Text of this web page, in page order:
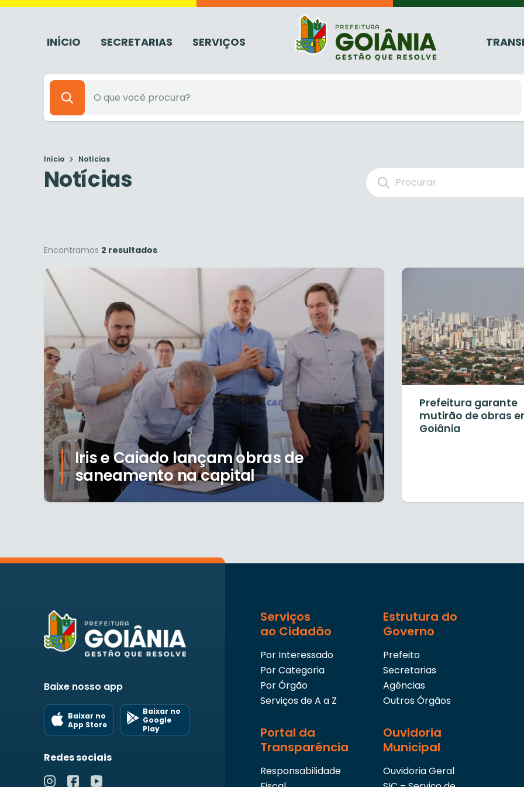
INÍCIO SECRETARIAS SERVIÇOS
Início Notícias
Notícias
Encontramos 2 resultados
Iris e Caiado lançam obras de
saneamento na capital
Prefeitura garante
mutirão de obras
Goiânia
Baixe nosso app
Baixar no
App Store
Baixar no
Google
Play
Redes sociais
Serviços
ao Cidadão
Por Interessado
Por Categoria
Por Órgão
Serviços de A a Z
Estrutura do
Governo
Prefeito
Secretarias
Agências
Outros Órgãos
Portal da
Transparência
Responsabilidade
Ouvidoria
Municipal
Ouvidoria Geral